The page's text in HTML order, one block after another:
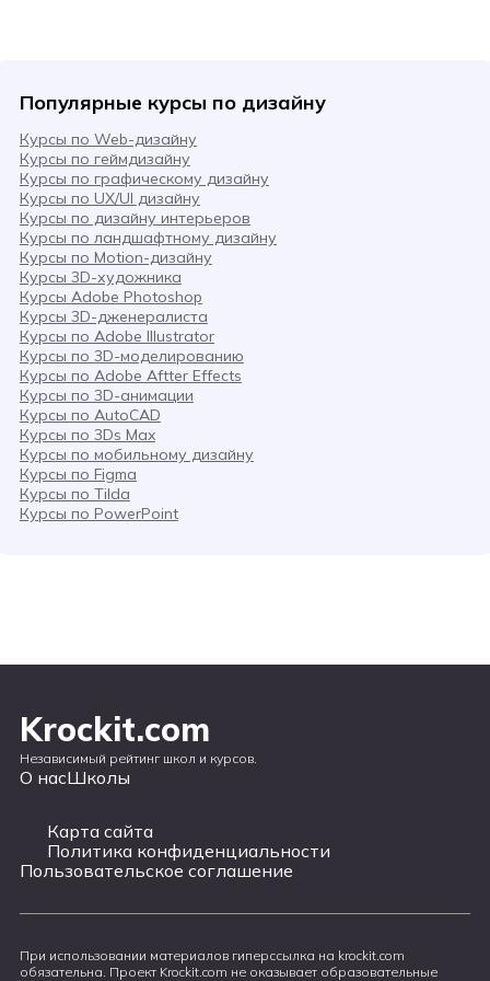
Популярные курсы по дизайну
Курсы по Web-дизайну
Курсы по геймдизайну
Курсы по графическому дизайну
Курсы по UX/UI дизайну
Курсы по дизайну интерьеров
Курсы по ландшафтному дизайну
Курсы по Motion-дизайну
Курсы 3D-художника
Курсы Adobe Photoshop
Курсы 3D-дженералиста
Курсы по Adobe Illustrator
Курсы по 3D-моделированию
Курсы по Adobe Aftter Effects
Курсы по 3D-анимации
Курсы по AutoCAD
Курсы по 3Ds Max
Курсы по мобильному дизайну
Курсы по Figma
Курсы по Tilda
Курсы по PowerPoint
Krockit.com
Независимый рейтинг школ и курсов.
О насШколы
Карта сайта
Политика конфиденциальности
Пользовательское соглашение
При использовании материалов гиперссылка на krockit.com
обязательна. Проект Krockit.com не оказывает образовательные